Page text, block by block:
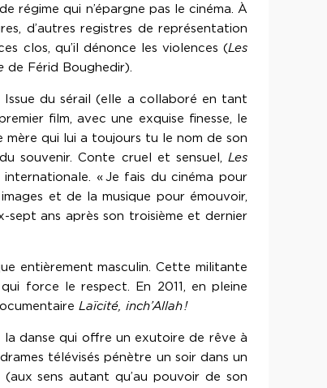
régime qui n’épargne pas le cinéma. À
d’autres registres de représentation
clos, qu’il dénonce les violences (Les
de Férid Boughedir).
du sérail (elle a collaboré en tant
film, avec une exquise finesse, le
mère qui lui a toujours tu le nom de son
souvenir. Conte cruel et sensuel, Les
« Je fais du cinéma pour
et de la musique pour émouvoir,
sept ans après son troisième et dernier
entièrement masculin. Cette militante
force le respect. En 2011, en pleine
Laïcité, inch’Allah !
la danse qui offre un exutoire de rêve à
télévisés pénètre un soir dans un
sens autant qu’au pouvoir de son